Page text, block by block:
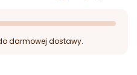
darmowej dostawy.